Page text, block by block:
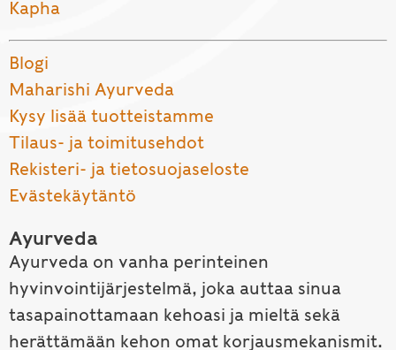
Kapha
Blogi
Maharishi Ayurveda
Kysy lisää tuotteistamme
Tilaus- ja toimitusehdot
Rekisteri- ja tietosuojaseloste
Evästekäytäntö
Ayurveda
Ayurveda on vanha perinteinen
hyvinvointijärjestelmä, joka auttaa sinua
tasapainottamaan kehoasi ja mieltä sekä
herättämään kehon omat korjausmekanismit.